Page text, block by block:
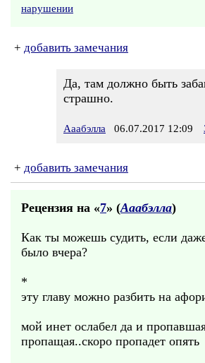
нарушении
+ добавить замечания
Да, там должно быть
страшно.
Ааабэлла 06.07.2017 12:09
+ добавить замечания
Рецензия на «7» (Ааабэлла)
Как ты можешь судить, если
было вчера?
*
эту главу можно разбить на
мой инет ослабел да и
пропащая..скоро пропадет опять